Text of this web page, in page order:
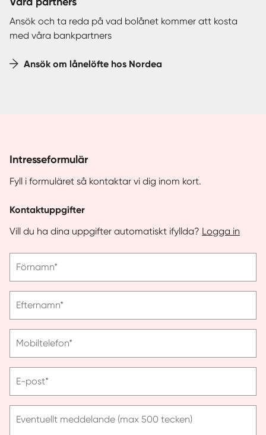
Ansök och ta reda på vad bolånet kommer att kosta
med våra bankpartners
Ansök om lånelöfte hos Nordea
Intresseformulär
Fyll i formuläret så kontaktar vi dig inom kort.
Kontaktuppgifter
Vill du ha dina uppgifter automatiskt ifyllda? Logga in
ange
Förnamn*
ange
Efternamn*
ange
Mobiltelefon*
ange
post
E-post*
Eventuellt meddelande (max 500 tecken)